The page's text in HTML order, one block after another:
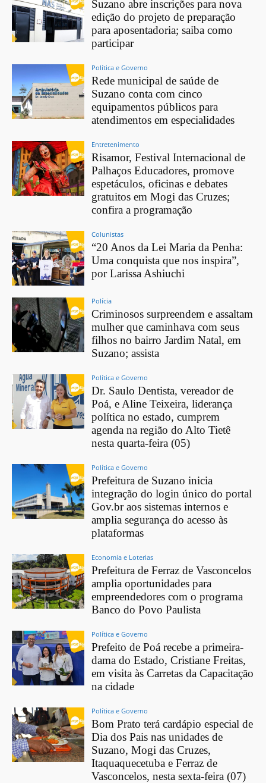
Suzano abre inscrições para nova
edição do projeto de preparação
para aposentadoria; saiba como
participar
Política e Governo
Rede municipal de saúde de
Suzano conta com cinco
equipamentos públicos para
atendimentos em especialidades
Entretenimento
Risamor, Festival Internacional de
Palhaços Educadores, promove
espetáculos, oficinas e debates
gratuitos em Mogi das Cruzes;
confira a programação
Colunistas
“20 Anos da Lei Maria da Penha:
Uma conquista que nos inspira”,
por Larissa Ashiuchi
Polícia
Criminosos surpreendem e assaltam
mulher que caminhava com seus
filhos no bairro Jardim Natal, em
Suzano; assista
Política e Governo
Dr. Saulo Dentista, vereador de
Poá, e Aline Teixeira, liderança
política no estado, cumprem
agenda na região do Alto Tietê
nesta quarta-feira (05)
Política e Governo
Prefeitura de Suzano inicia
integração do login único do portal
Gov.br aos sistemas internos e
amplia segurança do acesso às
plataformas
Economia e Loterias
Prefeitura de Ferraz de Vasconcelos
amplia oportunidades para
empreendedores com o programa
Banco do Povo Paulista
Política e Governo
Prefeito de Poá recebe a primeira-
dama do Estado, Cristiane Freitas,
em visita às Carretas da Capacitação
na cidade
Política e Governo
Bom Prato terá cardápio especial de
Dia dos Pais nas unidades de
Suzano, Mogi das Cruzes,
Itaquaquecetuba e Ferraz de
Vasconcelos, nesta sexta-feira (07)